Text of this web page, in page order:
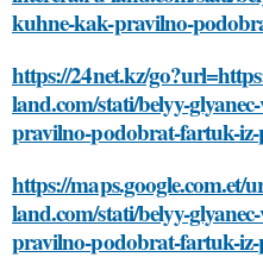
kuhne-kak-pravilno-
https://24net.kz/
land.com/stati/belyy-
pravilno-podobrat-fartuk-
https://
land.com/stati/belyy-
pravilno-podobrat-fartuk-